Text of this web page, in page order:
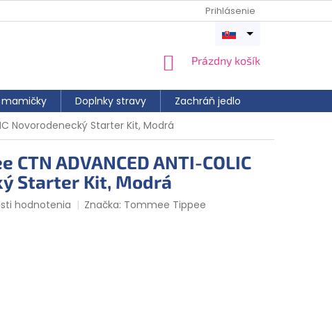
Prihlásenie
NÁKUPNÝ
Prázdny košík
mamičky Doplnky stravy Zachráň jedlo
Otvoriť
Novorodenecký Starter Kit, Modrá
CTN ADVANCED ANTI-COLIC
Starter Kit, Modrá
hodnotenia Značka: Tommee Tippee